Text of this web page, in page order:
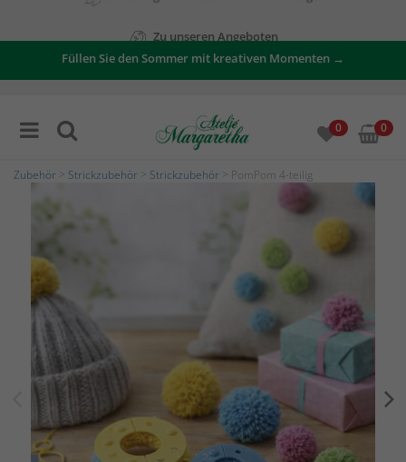
Füllen Sie den Sommer mit kreativen Momenten →
0 0
Zubehör Strickzubehör Strickzubehör > PomPom 4-teilig